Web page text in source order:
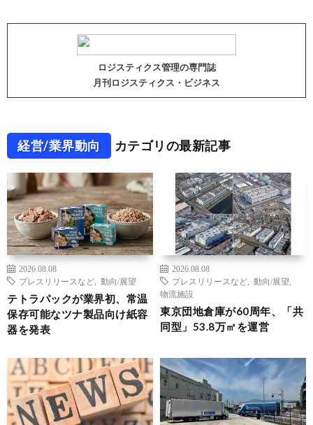
ロジスティクス管理の専門誌
月刊ロジスティクス・ビジネス
経営/業界動向 カテゴリの最新記事
2026.08.08
プレスリリースなど
動向/展望
テトラパックが業界初、常温
保存可能なツナ製品向け紙容
器を発表
2026.08.08
プレスリリースなど
動向/展望
物流施設
東京団地倉庫が60周年、「共
同型」53.8万㎡を運営